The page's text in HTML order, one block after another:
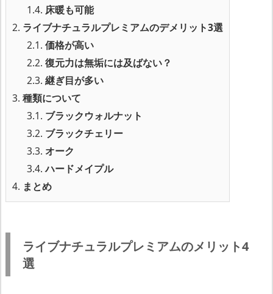
1.4. 床暖も可能
2. ライブナチュラルプレミアムのデメリット3選
2.1. 価格が高い
2.2. 復元力は無垢には及ばない？
2.3. 継ぎ目が多い
3. 種類について
3.1. ブラックウォルナット
3.2. ブラックチェリー
3.3. オーク
3.4. ハードメイプル
4. まとめ
ライブナチュラルプレミアムのメリット4
選